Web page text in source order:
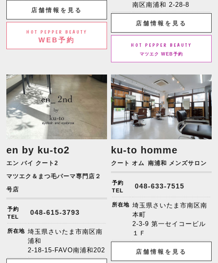
店舗情報を見る
HOT PEPPER BEAUTY
WEB予約
南区南浦和 2-28-8
店舗情報を見る
HOT PEPPER BEAUTY
マツエク WEB予約
en by ku-to2
エン バイ クート2
マツエク＆まつ毛パーマ専門店２
号店
予約
TEL
048-615-3793
所在地 埼玉県さいたま市南区南
浦和
2-18-15-FAVO南浦和202
ku-to homme
クート オム 南浦和 メンズサロン
予約
TEL
048-633-7515
所在地 埼玉県さいたま市南区南
本町
2-3-9 第一セイコービル
１Ｆ
店舗情報を見る